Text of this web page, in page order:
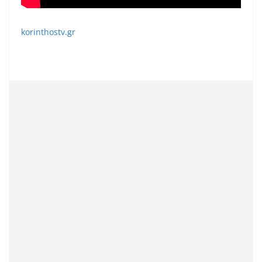
korinthostv.gr